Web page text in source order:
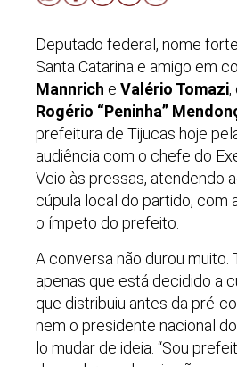
Deputado federal, nome
Santa Catarina e amigo em
Mannrich e Valério Tomazi,
Rogério “Peninha”
prefeitura de Tijucas hoje
audiência com o chefe do
Veio às pressas, atendendo
cúpula local do partido, com
o ímpeto do prefeito.
A conversa não durou muito.
apenas que está decidido a
que distribuiu antes da pré-
nem o presidente nacional
lo mudar de ideia. “Sou